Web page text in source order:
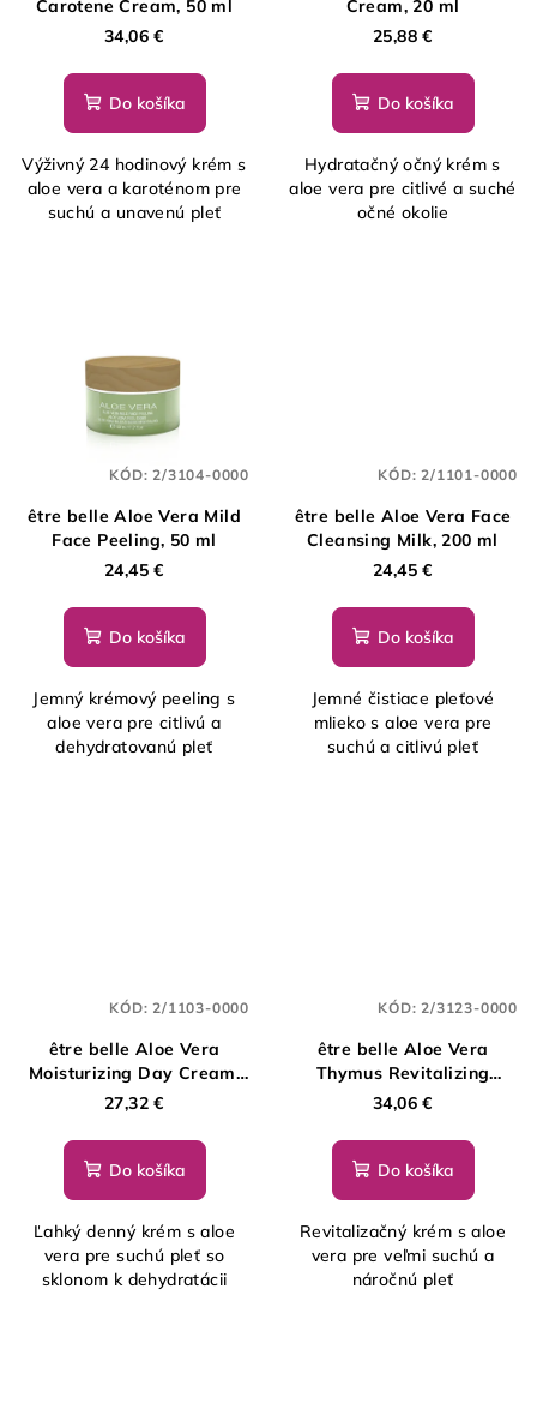
Carotene Cream, 50 ml
34,06 €
Do košíka
Výživný 24 hodinový krém s
aloe vera a karoténom pre
suchú a unavenú pleť
Cream, 20 ml
25,88 €
Do košíka
Hydratačný očný krém s
aloe vera pre citlivé a suché
očné okolie
être belle Aloe Vera Mild
Face Peeling, 50 ml
24,45 €
Do košíka
Jemný krémový peeling s
aloe vera pre citlivú a
dehydratovanú pleť
KÓD:2/3104-0000
être belle Aloe Vera Face
Cleansing Milk, 200 ml
24,45 €
Do košíka
Jemné čistiace pleťové
mlieko s aloe vera pre
suchú a citlivú pleť
KÓD:2/1101-0000
être belle Aloe Vera
Moisturizing Day Cream,
50 ml
27,32 €
Do košíka
Ľahký denný krém s aloe
vera pre suchú pleť so
sklonom k dehydratácii
KÓD:2/1103-0000
être belle Aloe Vera
Thymus Revitalizing
Cream, 50 ml
34,06 €
Do košíka
Revitalizačný krém s aloe
vera pre veľmi suchú a
náročnú pleť
KÓD:2/3123-0000